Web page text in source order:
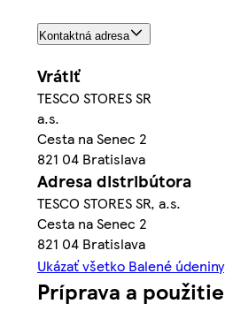
Kontaktná adresa
Vrátiť
TESCO STORES SR
a.s.
Cesta na Senec 2
821 04 Bratislava
Adresa distribútora
TESCO STORES SR, a.s.
Cesta na Senec 2
821 04 Bratislava
Ukázať všetko Balené údeniny
Príprava a použitie